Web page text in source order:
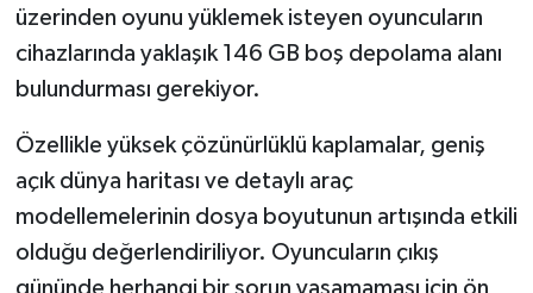
üzerinden oyunu yüklemek isteyen oyuncuların
cihazlarında yaklaşık 146 GB boş depolama alanı
bulundurması gerekiyor.
Özellikle yüksek çözünürlüklü kaplamalar, geniş
açık dünya haritası ve detaylı araç
modellemelerinin dosya boyutunun artışında etkili
olduğu değerlendiriliyor. Oyuncuların çıkış
Tavşanlı
Türkiye